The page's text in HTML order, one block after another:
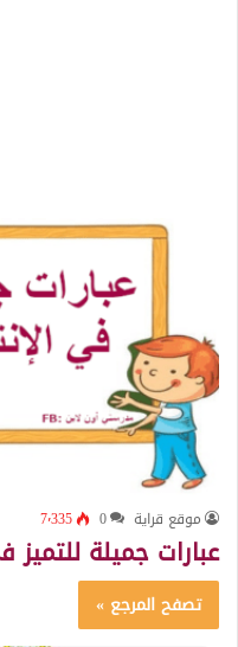
موقع قراية 0 7٬335
عبارات جميلة للتميز
تصفح المرجع »